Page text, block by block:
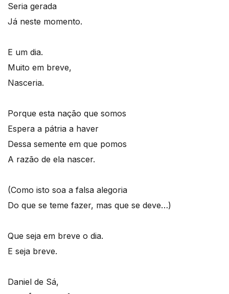
Seria gerada
Já neste momento.
E um dia.
Muito em breve,
Nasceria.
Porque esta nação que somos
Espera a pátria a haver
Dessa semente em que pomos
A razão de ela nascer.
(Como isto soa a falsa alegoria
Do que se teme fazer, mas que se deve…)
Que seja em breve o dia.
E seja breve.
Daniel de Sá,